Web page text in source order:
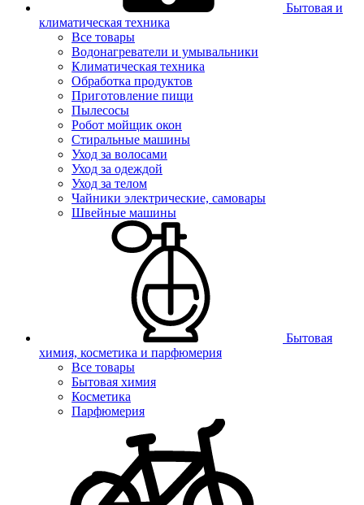
Бытовая и
климатическая техника
Все товары
Водонагреватели и умывальники
Климатическая техника
Обработка продуктов
Приготовление пищи
Пылесосы
Робот мойщик окон
Стиральные машины
Уход за волосами
Уход за одеждой
Уход за телом
Чайники электрические, самовары
Швейные машины
Бытовая
химия, косметика и парфюмерия
Все товары
Бытовая химия
Косметика
Парфюмерия